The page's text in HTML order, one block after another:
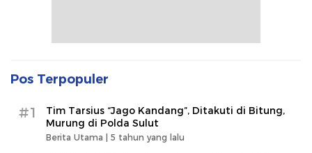
Pos Terpopuler
#1
Tim Tarsius “Jago Kandang”, Ditakuti di Bitung,
Murung di Polda Sulut
Berita Utama | 5 tahun yang lalu